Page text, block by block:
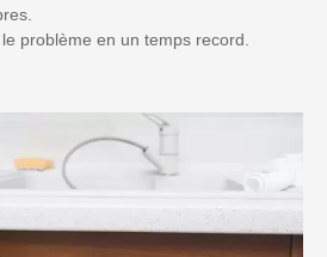
problème en un temps record.